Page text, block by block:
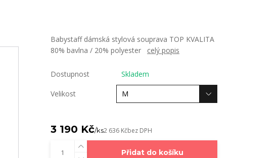
Babystaff dámská stylová souprava TOP KVALITA
80% bavlna / 20% polyester celý popis
Dostupnost Skladem
Velikost
3 190 Kč/ks2 636 Kčbez DPH
Přidat do košíku